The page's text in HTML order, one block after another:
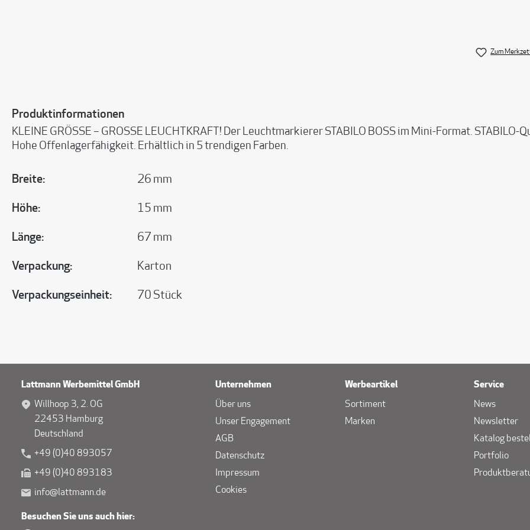
Zum
Produktinformationen
KLEINE GRÖSSE – GROSSE LEUCHTKRAFT! Der Leuchtmarkierer STABILO BOSS im Mini-Format.
Hohe Offenlagerfähigkeit. Erhältlich in 5 trendigen Farben.
Breite: 26 mm
Höhe: 15 mm
Länge: 67 mm
Verpackung: Karton
Verpackungseinheit: 70 Stück
Lattmann Werbemittel GmbH
Willhoop 3, 2. OG
22453 Hamburg
Deutschland
+49 (0)40 893057
+49 (0)40 893183
info@lattmann.de
Besuchen Sie uns auch hier:
Unternehmen
Über uns
Unser Engagement
AGB
Datenschutz
Impressum
Cookies
Werbeartikel
Sortiment
Marken
Service
News
Newsletter
Katalog
Portfolio